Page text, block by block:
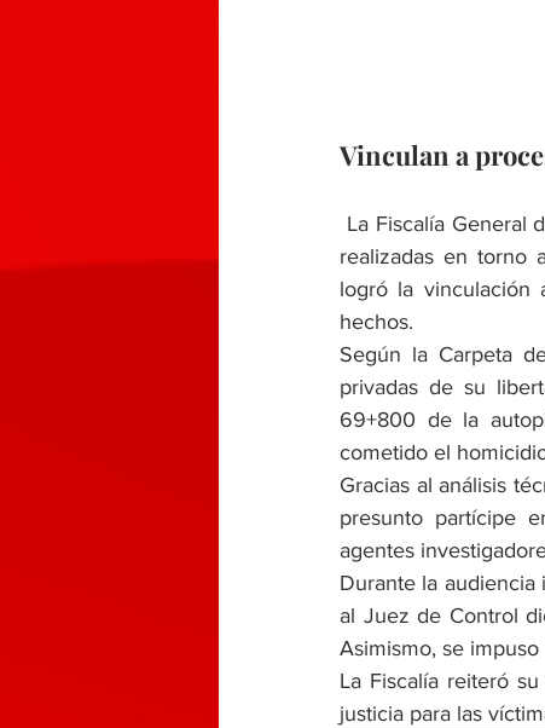
Vinculan a
realizadas en torno
logró la vinculación
hechos.
Según la Carpeta
privadas de su
69+800 de la
cometido el
Gracias al análisis
presunto partícipe
agentes
Durante la
al Juez de Control
Asimismo, se
La Fiscalía reiteró
justicia para las